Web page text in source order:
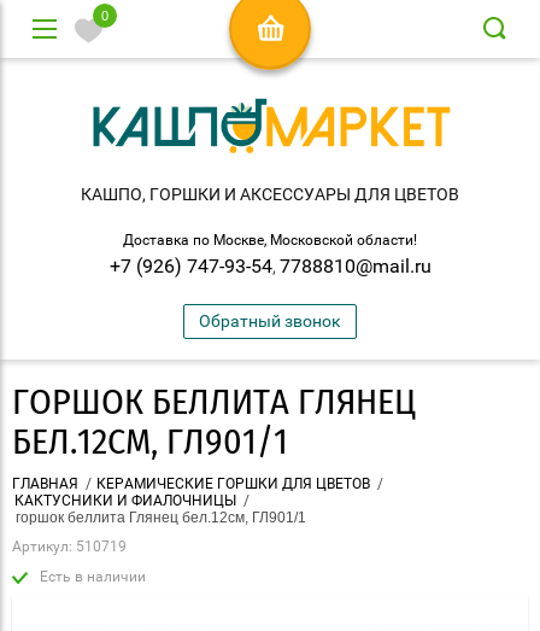
0
КАШПО, ГОРШКИ И АКСЕСCУАРЫ ДЛЯ ЦВЕТОВ
Доставка по Москве, Московской области!
+7 (926) 747-93-54, 7788810@mail.ru
Обратный звонок
ГОРШОК БЕЛЛИТА ГЛЯНЕЦ
БЕЛ.12СМ, ГЛ901/1
ГЛАВНАЯ / КЕРАМИЧЕСКИЕ ГОРШКИ ДЛЯ ЦВЕТОВ /
КАКТУСНИКИ И ФИАЛОЧНИЦЫ
/
горшок беллита Глянец бел.12см, ГЛ901/1
Артикул: 510719
Есть в наличии